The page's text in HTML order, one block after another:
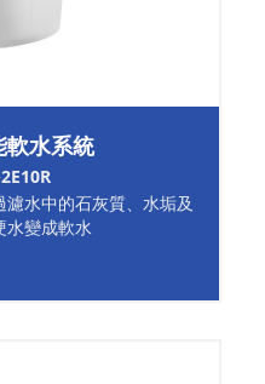
軟水系統
水中的石灰質、水垢及
水變成軟水